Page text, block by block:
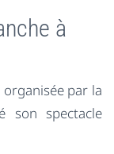
à
organisée par la
son spectacle